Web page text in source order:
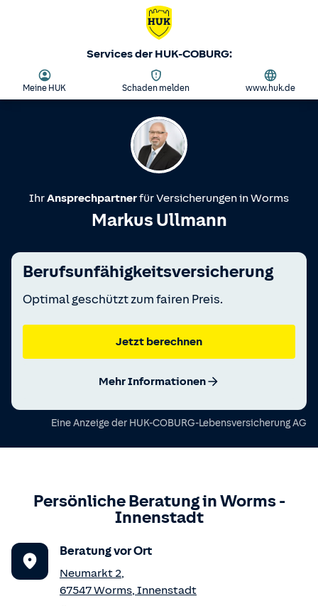
Services der HUK-COBURG:
Meine HUK Schaden melden www.huk.de
IhrAnsprechpartnerfür Versicherungen inWorms
Markus Ullmann
Berufsunfähigkeitsversicherung
Optimal geschützt zum fairen Preis.
Jetzt berechnen
Mehr Informationen
Eine Anzeige der HUK-COBURG-Lebensversicherung AG
Persönliche Beratung inWorms -
Innenstadt
Beratung vor Ort
Neumarkt 2,
67547Worms, Innenstadt